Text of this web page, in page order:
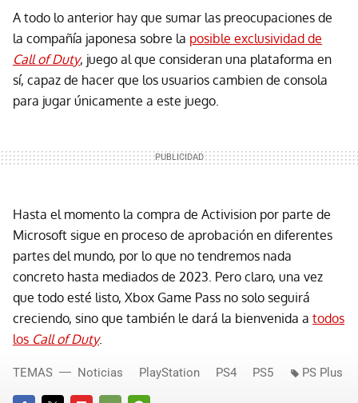
A todo lo anterior hay que sumar las preocupaciones de
la compañía japonesa sobre la posible exclusividad de
Call of Duty, juego al que consideran una plataforma en
sí, capaz de hacer que los usuarios cambien de consola
para jugar únicamente a este juego.
Hasta el momento la compra de Activision por parte de
Microsoft sigue en proceso de aprobación en diferentes
partes del mundo, por lo que no tendremos nada
concreto hasta mediados de 2023. Pero claro, una vez
que todo esté listo, Xbox Game Pass no solo seguirá
creciendo, sino que también le dará la bienvenida a todos
los Call of Duty.
TEMAS Noticias PlayStation PS4 PS5 PS Plus